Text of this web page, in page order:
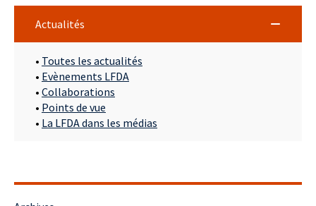
Actualités
• Toutes les actualités
• Evènements LFDA
• Collaborations
• Points de vue
• La LFDA dans les médias